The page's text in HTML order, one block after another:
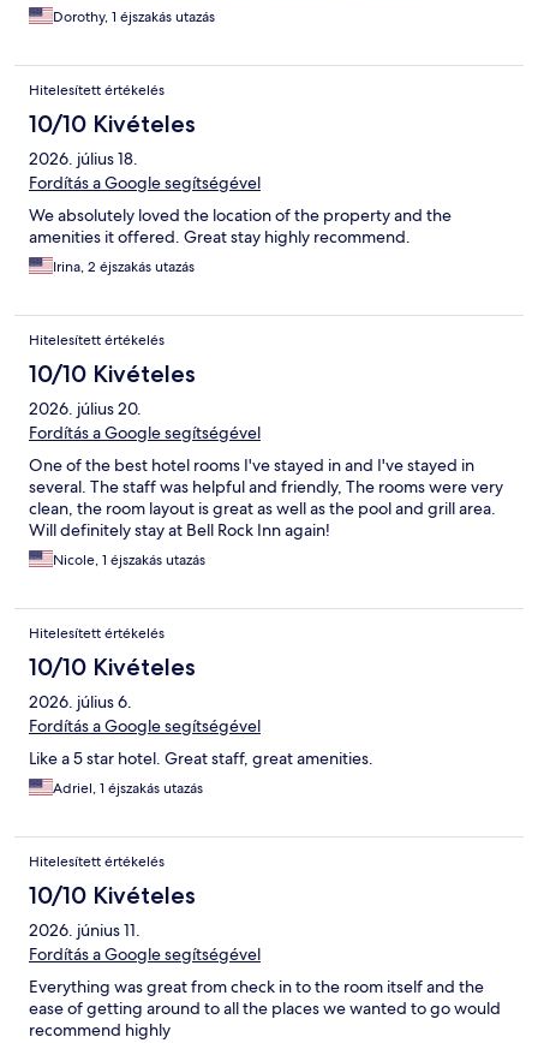
Dorothy, 1 éjszakás utazás
Hitelesített értékelés
10/10 Kivételes
2026. július 18.
Fordítás a Google segítségével
We absolutely loved the location of the property and the
amenities it offered. Great stay highly recommend.
Irina, 2 éjszakás utazás
Hitelesített értékelés
10/10 Kivételes
2026. július 20.
Fordítás a Google segítségével
One of the best hotel rooms I've stayed in and I've stayed in
several. The staff was helpful and friendly, The rooms were very
clean, the room layout is great as well as the pool and grill area.
Will definitely stay at Bell Rock Inn again!
Nicole, 1 éjszakás utazás
Hitelesített értékelés
10/10 Kivételes
2026. július 6.
Fordítás a Google segítségével
Like a 5 star hotel. Great staff, great amenities.
Adriel, 1 éjszakás utazás
Hitelesített értékelés
10/10 Kivételes
2026. június 11.
Fordítás a Google segítségével
Everything was great from check in to the room itself and the
ease of getting around to all the places we wanted to go would
recommend highly